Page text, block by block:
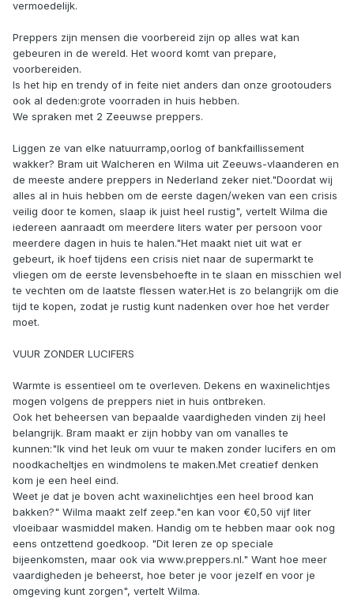
vermoedelijk.
Preppers zijn mensen die voorbereid zijn op alles wat kan
gebeuren in de wereld. Het woord komt van prepare,
voorbereiden.
Is het hip en trendy of in feite niet anders dan onze grootouders
ook al deden:grote voorraden in huis hebben.
We spraken met 2 Zeeuwse preppers.
Liggen ze van elke natuurramp,oorlog of bankfaillissement
wakker? Bram uit Walcheren en Wilma uit Zeeuws-vlaanderen en
de meeste andere preppers in Nederland zeker niet."Doordat wij
alles al in huis hebben om de eerste dagen/weken van een crisis
veilig door te komen, slaap ik juist heel rustig", vertelt Wilma die
iedereen aanraadt om meerdere liters water per persoon voor
meerdere dagen in huis te halen."Het maakt niet uit wat er
gebeurt, ik hoef tijdens een crisis niet naar de supermarkt te
vliegen om de eerste levensbehoefte in te slaan en misschien wel
te vechten om de laatste flessen water.Het is zo belangrijk om die
tijd te kopen, zodat je rustig kunt nadenken over hoe het verder
moet.
VUUR ZONDER LUCIFERS
Warmte is essentieel om te overleven. Dekens en waxinelichtjes
mogen volgens de preppers niet in huis ontbreken.
Ook het beheersen van bepaalde vaardigheden vinden zij heel
belangrijk. Bram maakt er zijn hobby van om vanalles te
kunnen:"Ik vind het leuk om vuur te maken zonder lucifers en om
noodkacheltjes en windmolens te maken.Met creatief denken
kom je een heel eind.
Weet je dat je boven acht waxinelichtjes een heel brood kan
bakken?" Wilma maakt zelf zeep."en kan voor €0,50 vijf liter
vloeibaar wasmiddel maken. Handig om te hebben maar ook nog
eens ontzettend goedkoop. "Dit leren ze op speciale
bijeenkomsten, maar ook via www.preppers.nl." Want hoe meer
vaardigheden je beheerst, hoe beter je voor jezelf en voor je
omgeving kunt zorgen", vertelt Wilma.